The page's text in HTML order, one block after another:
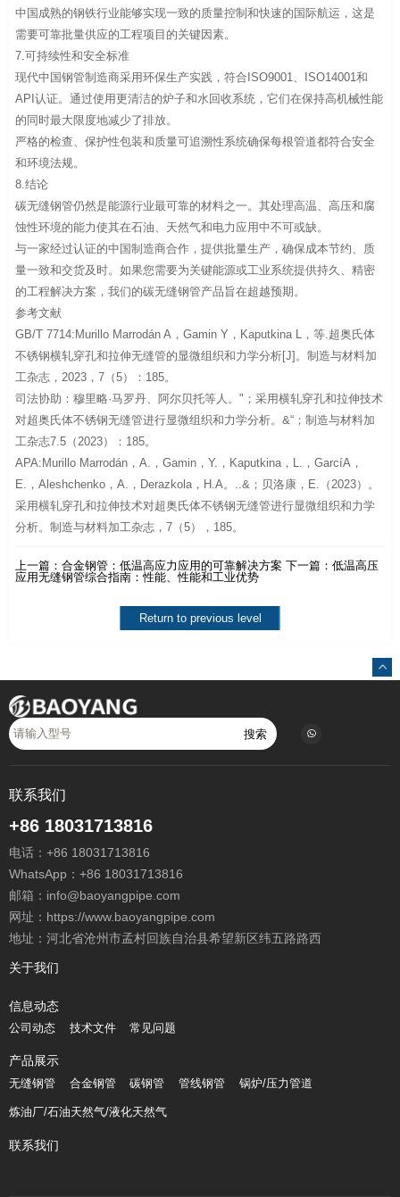
中国成熟的钢铁行业能够实现一致的质量控制和快速的国际航运，这是
需要可靠批量供应的工程项目的关键因素。
7.可持续性和安全标准
现代中国钢管制造商采用环保生产实践，符合ISO9001、ISO14001和
API认证。通过使用更清洁的炉子和水回收系统，它们在保持高机械性能
的同时最大限度地减少了排放。
严格的检查、保护性包装和质量可追溯性系统确保每根管道都符合安全
和环境法规。
8.结论
碳无缝钢管仍然是能源行业最可靠的材料之一。其处理高温、高压和腐
蚀性环境的能力使其在石油、天然气和电力应用中不可或缺。
与一家经过认证的中国制造商合作，提供批量生产，确保成本节约、质
量一致和交货及时。如果您需要为关键能源或工业系统提供持久、精密
的工程解决方案，我们的碳无缝钢管产品旨在超越预期。
参考文献
GB/T 7714:Murillo Marrodán A，Gamin Y，Kaputkina L，等.超奥氏体
不锈钢横轧穿孔和拉伸无缝管的显微组织和力学分析[J]。制造与材料加
工杂志，2023，7（5）：185。
司法协助：穆里略·马罗丹、阿尔贝托等人。"；采用横轧穿孔和拉伸技术
对超奥氏体不锈钢无缝管进行显微组织和力学分析。&“；制造与材料加
工杂志7.5（2023）：185。
APA:Murillo Marrodán，A.，Gamin，Y.，Kaputkina，L.，GarcíA，
E.，Aleshchenko，A.，Derazkola，H.A。..&；贝洛康，E.（2023）。
采用横轧穿孔和拉伸技术对超奥氏体不锈钢无缝管进行显微组织和力学
分析。制造与材料加工杂志，7（5），185。
上一篇：合金钢管：低温高应力应用的可靠解决方案 下一篇：低温高压
应用无缝钢管综合指南：性能、性能和工业优势
Return to previous level
搜索
联系我们
+86 18031713816
电话： +86 18031713816
WhatsApp： +86 18031713816
邮箱： info@baoyangpipe.com
网址：https://www.baoyangpipe.com
地址：河北省沧州市孟村回族自治县希望新区纬五路路西
关于我们
信息动态
公司动态 技术文件 常见问题
产品展示
无缝钢管 合金钢管 碳钢管 管线钢管 锅炉/压力管道
炼油厂/石油天然气/液化天然气
联系我们